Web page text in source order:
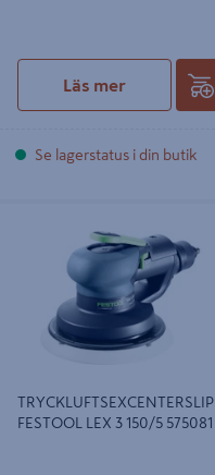
Läs mer
Se lagerstatus i din butik
FESTOOL LEX 3 150/5 575081
TRYCKLUFTSEXCENTERSLIP
FESTOOL LEX 3 150/5 575081